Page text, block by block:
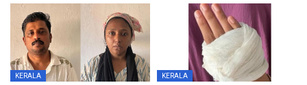
മരിച്ചു
KERALA KERALA